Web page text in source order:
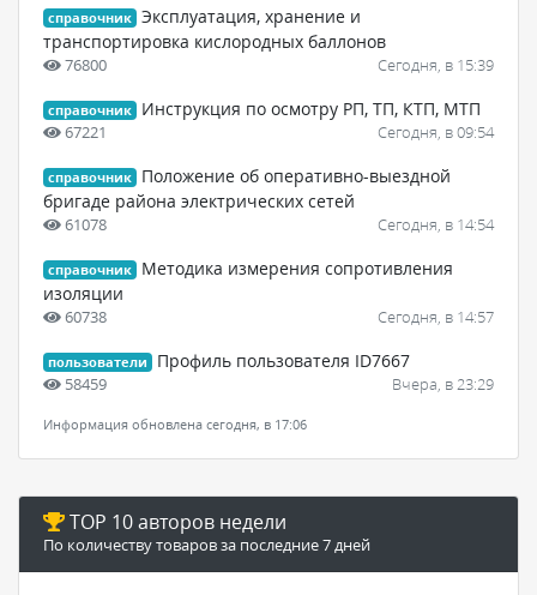
справочник Эксплуатация, хранение и
транспортировка кислородных баллонов
76800 Сегодня, в 15:39
справочник Инструкция по осмотру РП, ТП, КТП, МТП
67221 Сегодня, в 09:54
справочник
Положение об оперативно-выездной
бригаде района электрических сетей
61078 Сегодня, в 14:54
справочник
Методика измерения сопротивления
изоляции
60738 Сегодня, в 14:57
пользователи Профиль пользователя ID7667
58459 Вчера, в 23:29
Информация обновлена сегодня, в 17:06
TOP 10 авторов недели
По количеству товаров за последние 7 дней